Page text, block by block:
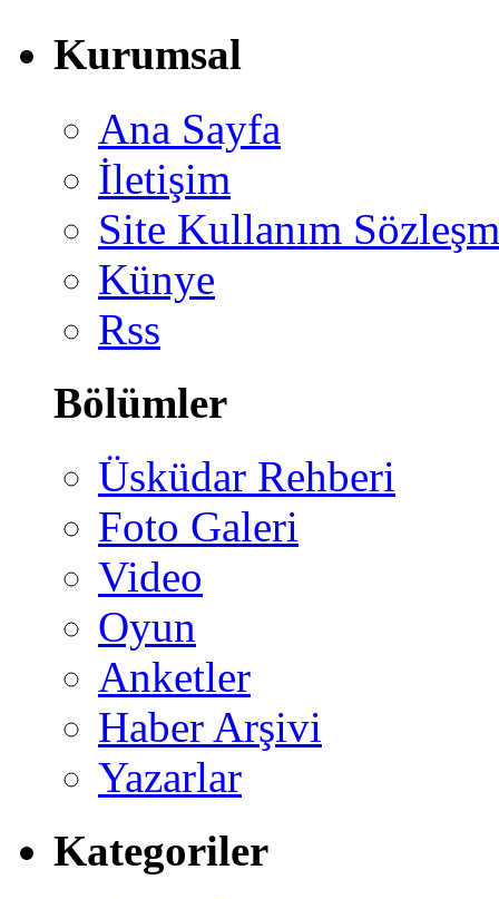
Kurumsal
Ana Sayfa
İletişim
Site Kullanım
Künye
Rss
Bölümler
Üsküdar Rehberi
Foto Galeri
Video
Oyun
Anketler
Haber Arşivi
Yazarlar
Kategoriler